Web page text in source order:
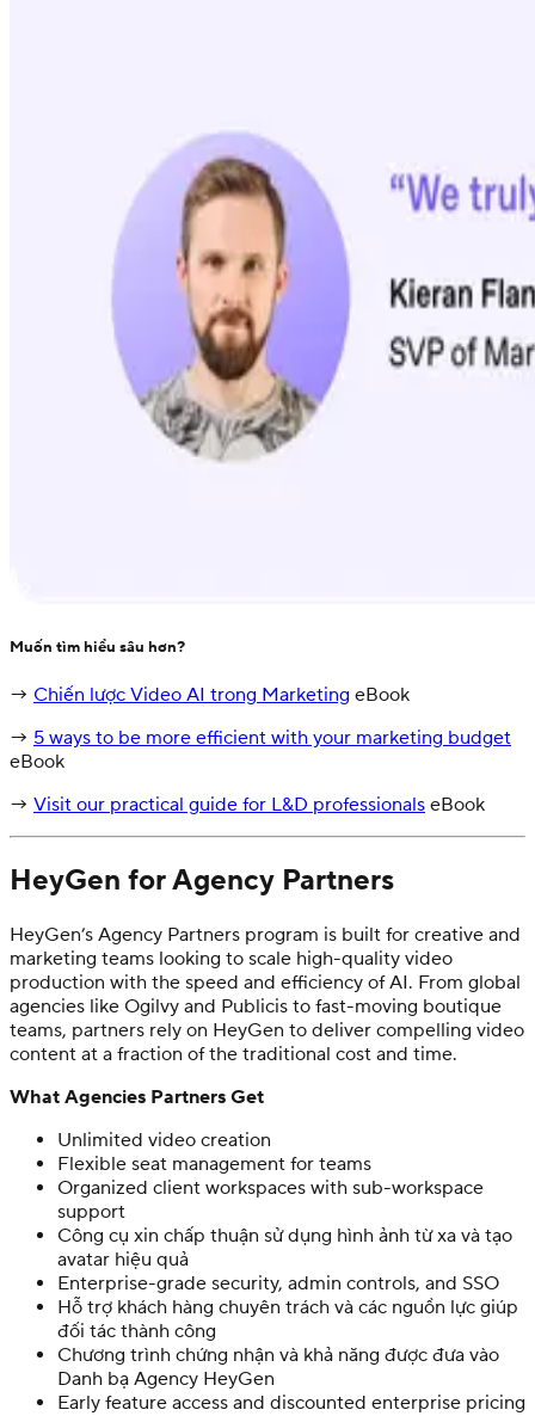
Muốn tìm hiểu sâu hơn?
→ Chiến lược Video AI trong Marketing eBook
→ 5 ways to be more efficient with your marketing budget
eBook
→ Visit our practical guide for L&D professionals eBook
HeyGen for Agency Partners
HeyGen’s Agency Partners program is built for creative and
marketing teams looking to scale high-quality video
production with the speed and efficiency of AI. From global
agencies like Ogilvy and Publicis to fast-moving boutique
teams, partners rely on HeyGen to deliver compelling video
content at a fraction of the traditional cost and time.
What Agencies Partners Get
Unlimited video creation
Flexible seat management for teams
Organized client workspaces with sub-workspace
support
Công cụ xin chấp thuận sử dụng hình ảnh từ xa và tạo
avatar hiệu quả
Enterprise-grade security, admin controls, and SSO
Hỗ trợ khách hàng chuyên trách và các nguồn lực giúp
đối tác thành công
Chương trình chứng nhận và khả năng được đưa vào
Danh bạ Agency HeyGen
Early feature access and discounted enterprise pricing